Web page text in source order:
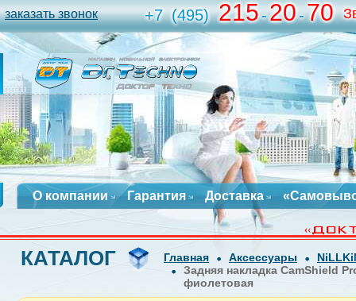
заказать звонок +7 (495) 215-20-70
О компании Гарантия Доставка
КАТАЛОГ Главная Аксессуары
Задняя накладка CamShield
фиолетовая